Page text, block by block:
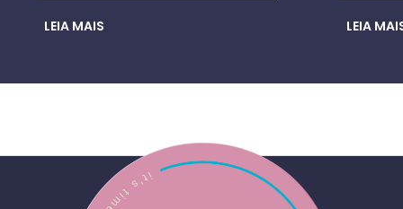
LEIA MAIS LEIA